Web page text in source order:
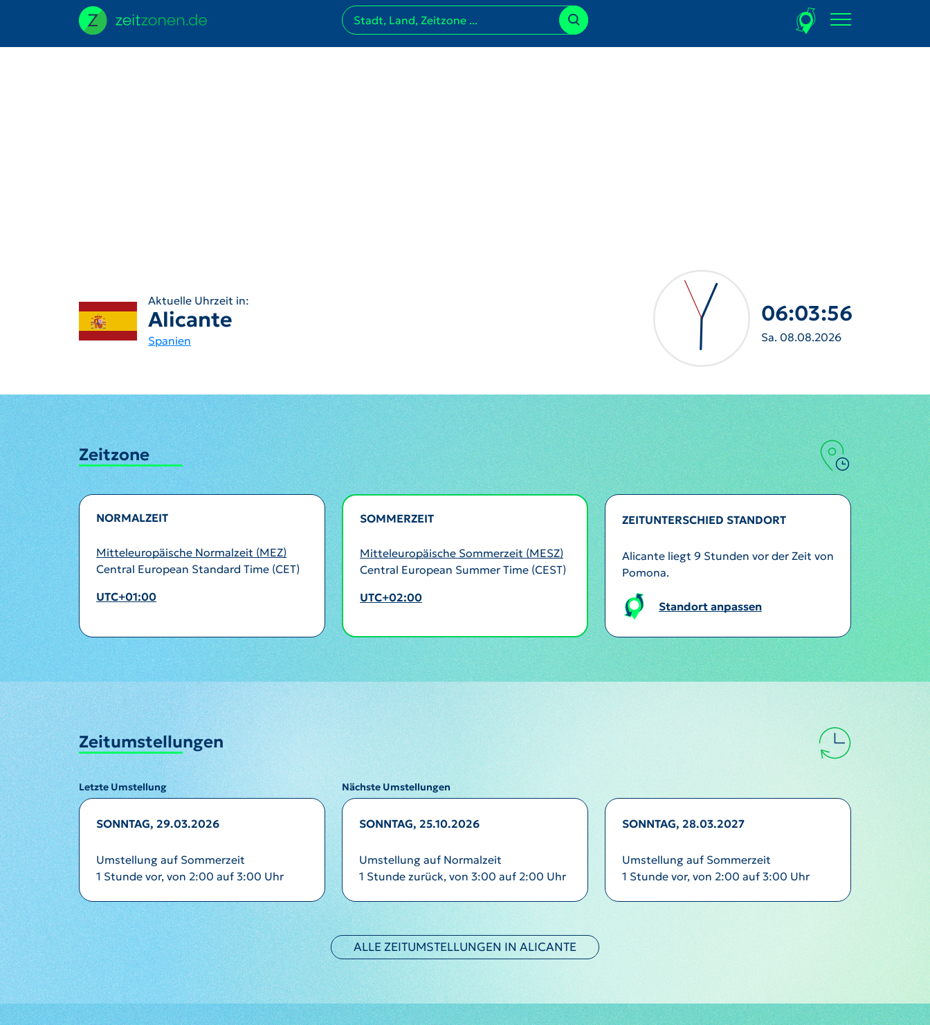
Aktuelle Uhrzeit in:
Alicante
Spanien
06:03:59
Sa. 08.08.2026
Zeitzone
NORMALZEIT
Mitteleuropäische Normalzeit (MEZ)
Central European Standard Time (CET)
UTC+01:00
SOMMERZEIT
Mitteleuropäische Sommerzeit (MESZ)
Central European Summer Time (CEST)
UTC+02:00
ZEITUNTERSCHIED STANDORT
Alicante liegt 9 Stunden vor der Zeit von
Pomona.
Standort anpassen
Zeitumstellungen
Letzte Umstellung Nächste Umstellungen
SONNTAG, 29.03.2026
Umstellung auf Sommerzeit
1 Stunde vor, von 2:00 auf 3:00 Uhr
SONNTAG, 25.10.2026
Umstellung auf Normalzeit
1 Stunde zurück, von 3:00 auf 2:00 Uhr
SONNTAG, 28.03.2027
Umstellung auf Sommerzeit
1 Stunde vor, von 2:00 auf 3:00 Uhr
ALLE ZEITUMSTELLUNGEN IN ALICANTE